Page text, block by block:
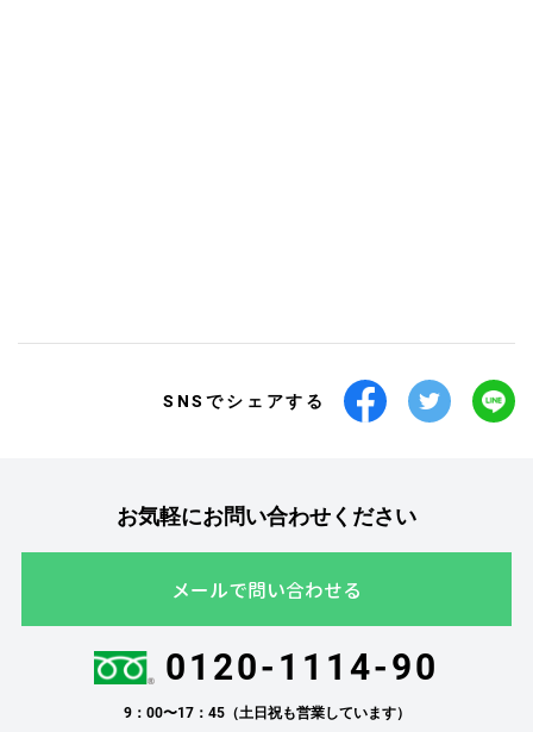
SNSでシェアする
お気軽にお問い合わせください
メールで問い合わせる
0120-1114-90
9：00〜17：45（土日祝も営業しています）